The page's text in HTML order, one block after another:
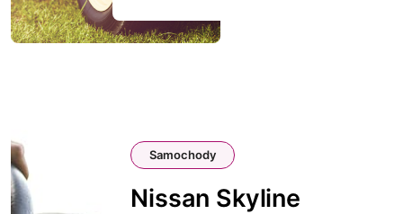
Samochody
Nissan Skyline